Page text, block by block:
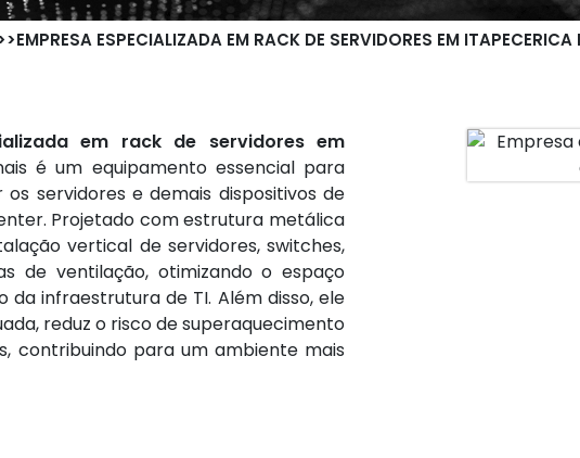
EMPRESA ESPECIALIZADA EM RACK DE SERVIDORES EM ITAPECERICA
em rack de servidores em
é um equipamento essencial para
servidores e demais dispositivos de
Projetado com estrutura metálica
vertical de servidores, switches,
de ventilação, otimizando o espaço
infraestrutura de TI. Além disso, ele
reduz o risco de superaquecimento
contribuindo para um ambiente mais